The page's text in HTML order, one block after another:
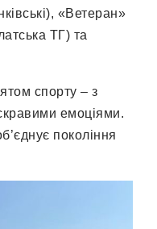
«Ветеран»
ТГ) та
спорту – з
емоціями.
покоління